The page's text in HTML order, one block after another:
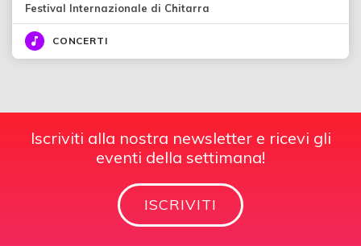
Festival Internazionale di Chitarra
CONCERTI
Iscriviti alla nostra newsletter e ricevi gli
eventi della settimana!
ISCRIVITI